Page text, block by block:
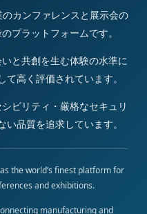
カンファレンスと展示会の
プラットフォームです。
と共創を生む体験の水準に
高く評価されています。
ビリティ・厳格なセキュリ
品質を追求しています。
the world’s finest platform for
and exhibitions.
manufacturing and